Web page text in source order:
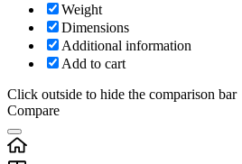
Weight
Dimensions
Additional information
Add to cart
Click outside to hide the comparison bar
Compare